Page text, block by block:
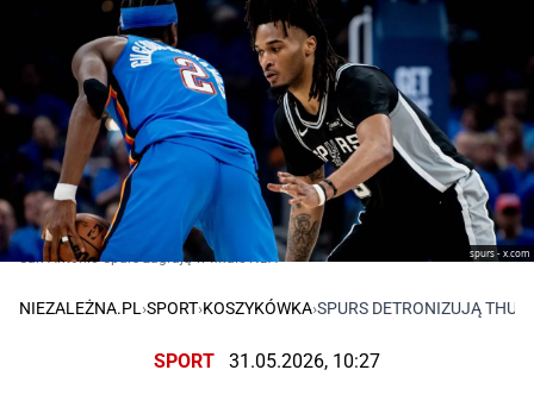
spurs - x.com
San Antonio Spurs zagrają w finale NBA
NIEZALEŻNA.PL ›SPORT›KOSZYKÓWKA›SPURS DETRONIZUJĄ
SPORT 31.05.2026, 10:27